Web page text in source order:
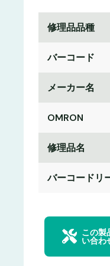
修理品品種
バーコード
メーカー名
OMRON
修理品名
バーコードリ
この製
い合わ